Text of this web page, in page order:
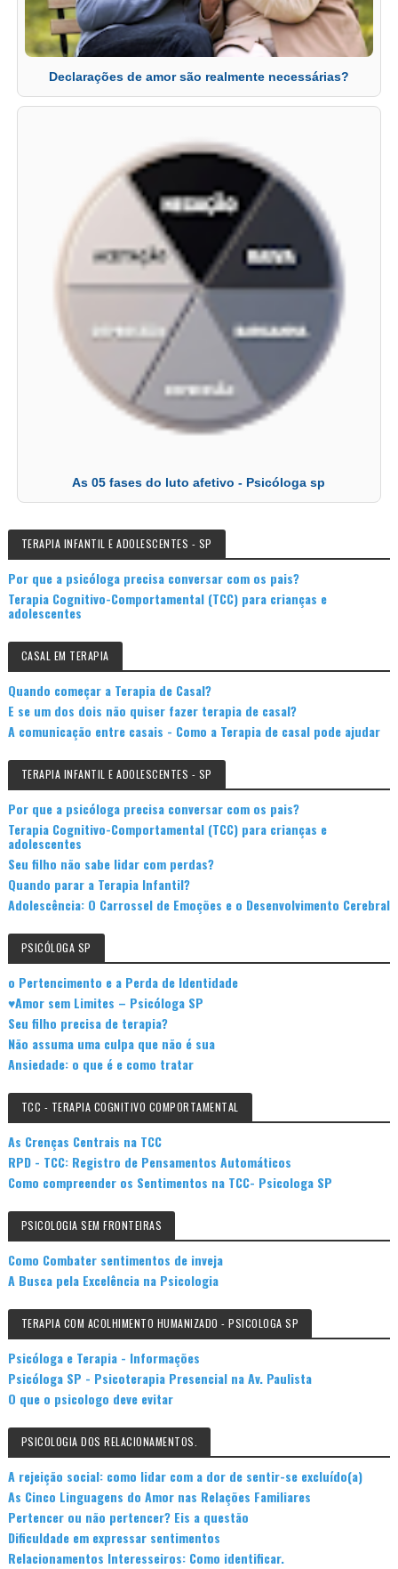
Declarações de amor são realmente necessárias?
As 05 fases do luto afetivo - Psicóloga sp
TERAPIA INFANTIL E ADOLESCENTES - SP
Por que a psicóloga precisa conversar com os pais?
Terapia Cognitivo-Comportamental (TCC) para crianças e
adolescentes
CASAL EM TERAPIA
Quando começar a Terapia de Casal?
E se um dos dois não quiser fazer terapia de casal?
A comunicação entre casais - Como a Terapia de casal pode ajudar
TERAPIA INFANTIL E ADOLESCENTES - SP
Por que a psicóloga precisa conversar com os pais?
Terapia Cognitivo-Comportamental (TCC) para crianças e
adolescentes
Seu filho não sabe lidar com perdas?
Quando parar a Terapia Infantil?
Adolescência: O Carrossel de Emoções e o Desenvolvimento Cerebral
PSICÓLOGA SP
o Pertencimento e a Perda de Identidade
♥Amor sem Limites – Psicóloga SP
Seu filho precisa de terapia?
Não assuma uma culpa que não é sua
Ansiedade: o que é e como tratar
TCC - TERAPIA COGNITIVO COMPORTAMENTAL
As Crenças Centrais na TCC
RPD - TCC: Registro de Pensamentos Automáticos
Como compreender os Sentimentos na TCC- Psicologa SP
PSICOLOGIA SEM FRONTEIRAS
Como Combater sentimentos de inveja
A Busca pela Excelência na Psicologia
TERAPIA COM ACOLHIMENTO HUMANIZADO - PSICOLOGA SP
Psicóloga e Terapia - Informações
Psicóloga SP - Psicoterapia Presencial na Av. Paulista
O que o psicologo deve evitar
PSICOLOGIA DOS RELACIONAMENTOS.
A rejeição social: como lidar com a dor de sentir-se excluído(a)
As Cinco Linguagens do Amor nas Relações Familiares
Pertencer ou não pertencer? Eis a questão
Dificuldade em expressar sentimentos
Relacionamentos Interesseiros: Como identificar.